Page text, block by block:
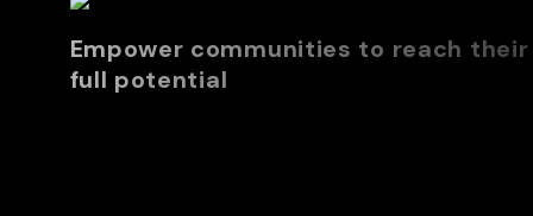
Empower communities to reach their
full potential